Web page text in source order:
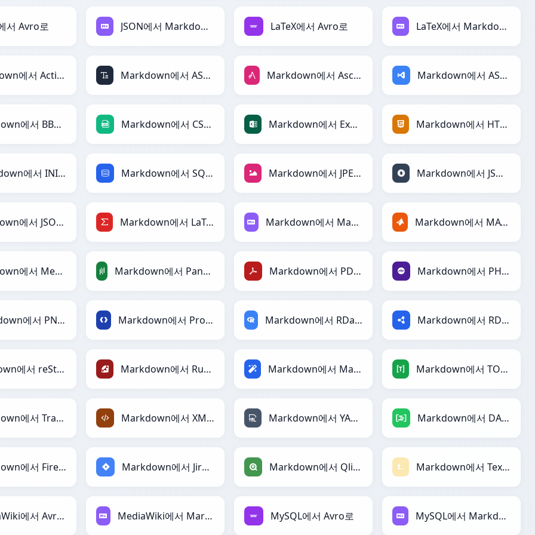
서 Avro로 JSON에서 Markdown로 LaTeX에서 Avro로 LaTeX에서 Markdown로
Markdown에서 ActionScript로 Markdown에서 ASCII로 Markdown에서 AsciiDoc로 Markdown에서 ASP로
Markdown에서 BBCode로 Markdown에서 CSV로 Markdown에서 Excel로 Markdown에서 HTML로
Markdown에서 INI로 Markdown에서 SQL로 Markdown에서 JPEG로 Markdown에서 JSON로
Markdown에서 JSONLines로 Markdown에서 LaTeX로 Markdown에서 Markdown로 Markdown에서 MATLAB로
Markdown에서 MediaWiki로 Markdown에서 PandasDataFrame로 Markdown에서 PDF로 Markdown에서 PHP로
Markdown에서 PNG로 Markdown에서 Protobuf로 Markdown에서 RDataFrame로 Markdown에서 RDF로
Markdown에서 reStructuredText로 Markdown에서 Ruby로 Markdown에서 Magic로 Markdown에서 TOML로
Markdown에서 TracWiki로 Markdown에서 XML로 Markdown에서 YAML로 Markdown에서 DAX로
Markdown에서 Firebase로 Markdown에서 Jira로 Markdown에서 Qlik로 Markdown에서 Textile로
MediaWiki에서 Avro로 MediaWiki에서 Markdown로 MySQL에서 Avro로 MySQL에서 Markdown로